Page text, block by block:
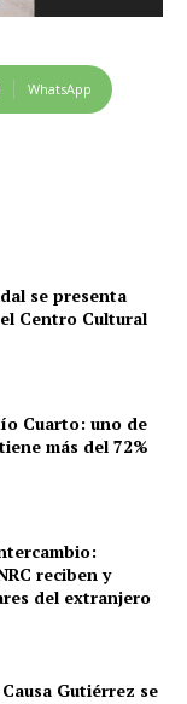
WhatsApp
se presenta
Centro Cultural
Cuarto: uno de
más del 72%
reciben y
del extranjero
Gutiérrez se